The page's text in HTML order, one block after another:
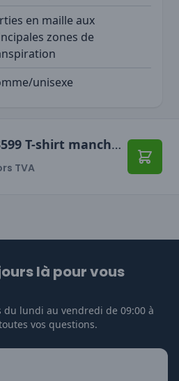
en maille aux
zones de
unisexe
Blåkläder 3599 T-shirt manches longues haute-visibilité
TVA
là pour vous
du lundi au vendredi de 09:00 à
vos questions.